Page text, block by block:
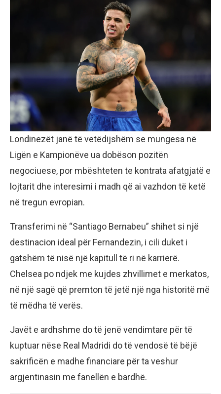
Londinezët janë të vetëdijshëm se mungesa në
Ligën e Kampionëve ua dobëson pozitën
negociuese, por mbështeten te kontrata afatgjatë e
lojtarit dhe interesimi i madh që ai vazhdon të ketë
në tregun evropian.
Transferimi në “Santiago Bernabeu” shihet si një
destinacion ideal për Fernandezin, i cili duket i
gatshëm të nisë një kapitull të ri në karrierë.
Chelsea po ndjek me kujdes zhvillimet e merkatos,
në një sagë që premton të jetë një nga historitë më
të mëdha të verës.
Javët e ardhshme do të jenë vendimtare për të
kuptuar nëse Real Madridi do të vendosë të bëjë
sakrificën e madhe financiare për ta veshur
argjentinasin me fanellën e bardhë.